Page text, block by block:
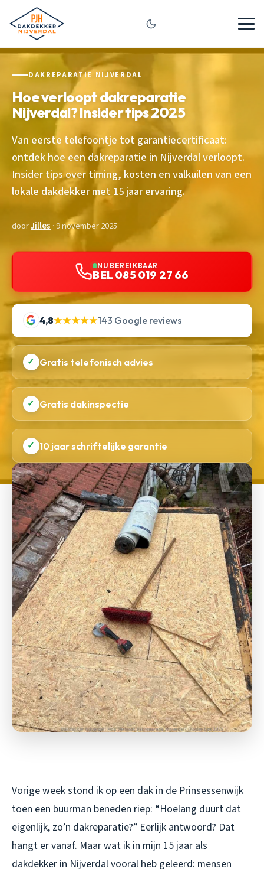
DAKREPARATIE NIJVERDAL
Hoe verloopt dakreparatie
Nijverdal? Insider tips 2025
Van eerste telefoontje tot garantiecertificaat:
ontdek hoe een dakreparatie in Nijverdal verloopt.
Insider tips over timing, kosten en valkuilen van een
lokale dakdekker met 15 jaar ervaring.
doorJilles · 9 november 2025
NU BEREIKBAAR
BEL 085 019 27 66
4,8★★★★★143 Google reviews
✓ Gratis telefonisch advies
✓ Gratis dakinspectie
✓ 10 jaar schriftelijke garantie
Vorige week stond ik op een dak in de Prinsessenwijk
toen een buurman beneden riep: “Hoelang duurt dat
eigenlijk, zo’n dakreparatie?” Eerlijk antwoord? Dat
hangt er vanaf. Maar wat ik in mijn 15 jaar als
dakdekker in Nijverdal vooral heb geleerd: mensen